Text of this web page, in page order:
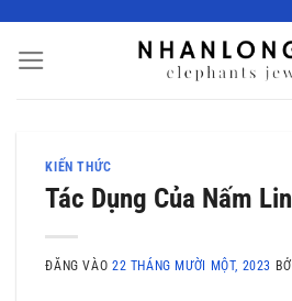
nội
KIẾN THỨC
Tác Dụng Của Nấm
ĐĂNG VÀO 22 THÁNG MƯỜI MỘT, 2023